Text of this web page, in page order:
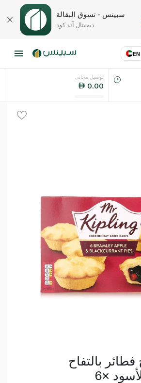
سبينس - تسوق البقالة
ديجيتال آند كود
EN
اللغةتوصيل مجاني
0.00
بالتفاح
×6